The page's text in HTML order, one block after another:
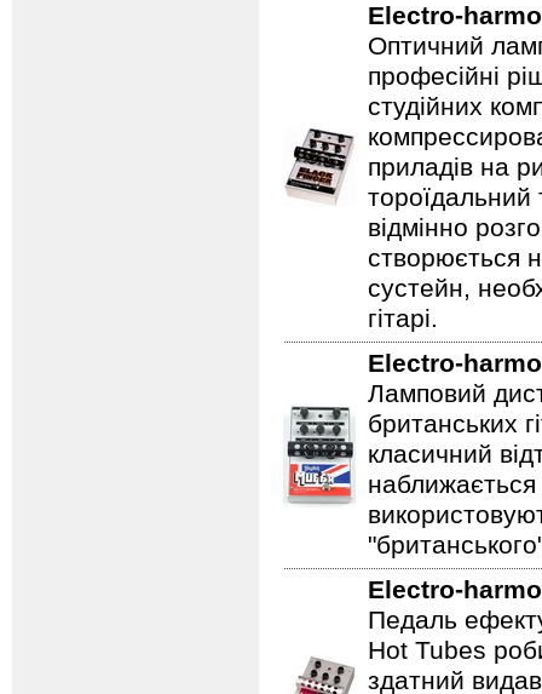
Electro-
Оптичний
професійні
студійних
приладів на
відмінно
створюється
сустейн,
гітарі.
Electro-
Ламповий
британських
класичний
Electro-
Педаль
Hot Tubes
здатний